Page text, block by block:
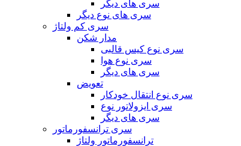
سری های دیگر
سری های نوع دیگر
سری کم ولتاژ
مدار شکن
سری نوع کیس قالبی
سری نوع هوا
سری های دیگر
تعویض
سری نوع انتقال خودکار
سری ایزولاتور نوع
سری های دیگر
سری ترانسفورماتور
ترانسفورماتور ولتاژ